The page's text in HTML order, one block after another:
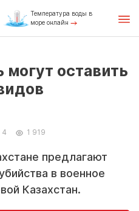
Температура воды в
море онлайн
оставить
4 1 919
предлагают
в военное
Казахстан.